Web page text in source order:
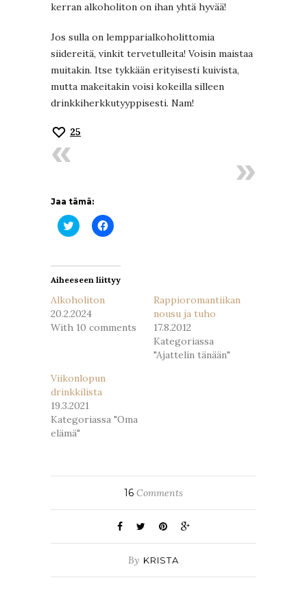
kerran alkoholiton on ihan yhtä hyvää!
Jos sulla on lempparialkoholittomia
siidereitä, vinkit tervetulleita! Voisin maistaa
muitakin. Itse tykkään erityisesti kuivista,
mutta makeitakin voisi kokeilla silleen
drinkkiherkkutyyppisesti. Nam!
25
Jaa tämä:
Jaa
Twitterissä(Avautuu
Jaa
Facebookissa(Avautuu
Aiheeseen liittyy
Alkoholiton
20.2.2024
With 10 comments
Rappioromantiikan
nousu ja tuho
17.8.2012
Kategoriassa
"Ajattelin tänään"
Viikonlopun
drinkkilista
19.3.2021
Kategoriassa "Oma
elämä"
16 Comments
By KRISTA